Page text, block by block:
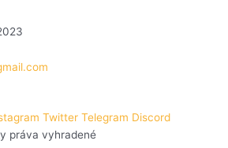
Twitter Telegram Discord
práva vyhradené